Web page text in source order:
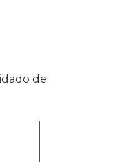
de